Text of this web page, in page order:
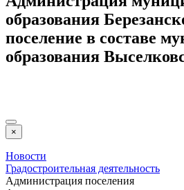
образования
поселение в составе
образования
×
Новости
Градостроительная деятельность
Администрация поселения